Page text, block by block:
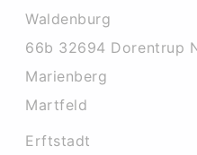
Waldenburg
66b 32694 Dorentrup
Marienberg
Martfeld
Erftstadt